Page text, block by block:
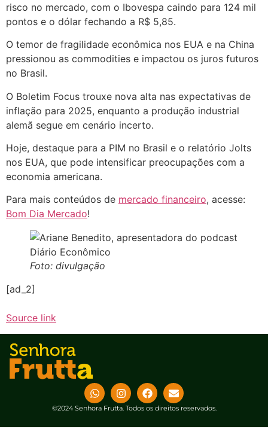
risco no mercado, com o Ibovespa caindo para 124 mil
pontos e o dólar fechando a R$ 5,85.
O temor de fragilidade econômica nos EUA e na China
pressionou as commodities e impactou os juros futuros
no Brasil.
O Boletim Focus trouxe nova alta nas expectativas de
inflação para 2025, enquanto a produção industrial
alemã segue em cenário incerto.
Hoje, destaque para a PIM no Brasil e o relatório Jolts
nos EUA, que pode intensificar preocupações com a
economia americana.
Para mais conteúdos de mercado financeiro, acesse:
Bom Dia Mercado!
Foto: divulgação
[ad_2]
Source link
©2024 Senhora Frutta. Todos os direitos reservados.